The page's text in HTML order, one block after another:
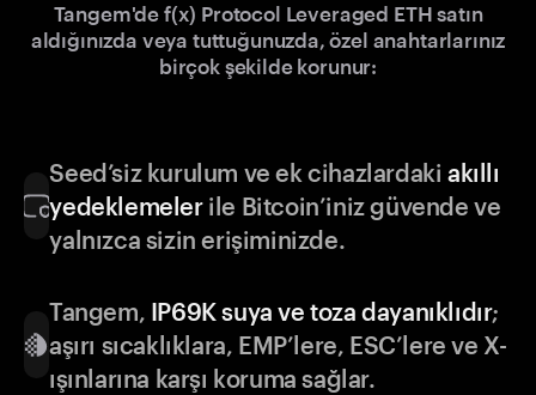
Tangem'de f(x) Protocol Leveraged ETH satın
aldığınızda veya tuttuğunuzda, özel anahtarlarınız
birçok şekilde korunur:
Seed’siz kurulum ve ek cihazlardakiakıllı
yedeklemelerile Bitcoin’iniz güvende ve
yalnızca sizin erişiminizde.
Tangem, IP69K suya ve toza dayanıklıdır;
aşırı sıcaklıklara, EMP’lere, ESC’lere ve X-
ışınlarına karşı koruma sağlar.